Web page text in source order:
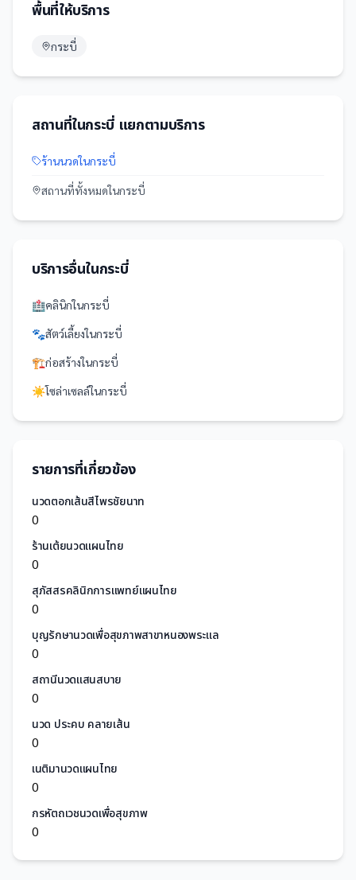
พื้นที่ให้บริการ
กระบี่
สถานที่ในกระบี่ แยกตามบริการ
ร้านนวดในกระบี่
สถานที่ทั้งหมดในกระบี่
บริการอื่นในกระบี่
🏥คลินิกในกระบี่
🐾สัตว์เลี้ยงในกระบี่
🏗️ก่อสร้างในกระบี่
☀️โซล่าเซลล์ในกระบี่
รายการที่เกี่ยวข้อง
นวดตอกเส้นสีไพรชัยนาท
0
ร้านเต้ยนวดแผนไทย
0
สุภัสสรคลินิกการแพทย์แผนไทย
0
บุญรักษานวดเพื่อสุขภาพสาขาหนองพระแล
0
สถานีนวดแสนสบาย
0
นวด ประคบ คลายเส้น
0
เนติมานวดแผนไทย
0
กรหัตถเวชนวดเพื่อสุขภาพ
0